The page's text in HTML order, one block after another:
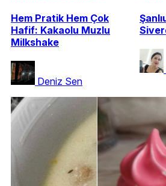
Hem Pratik Hem Çok
Hafif: Kakaolu Muzlu
Milkshake
Deniz Sen